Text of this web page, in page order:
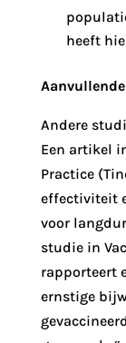
heeft
Andere
Een artikel
Practice
effectiviteit
voor
studie in
rapporteert
ernstige